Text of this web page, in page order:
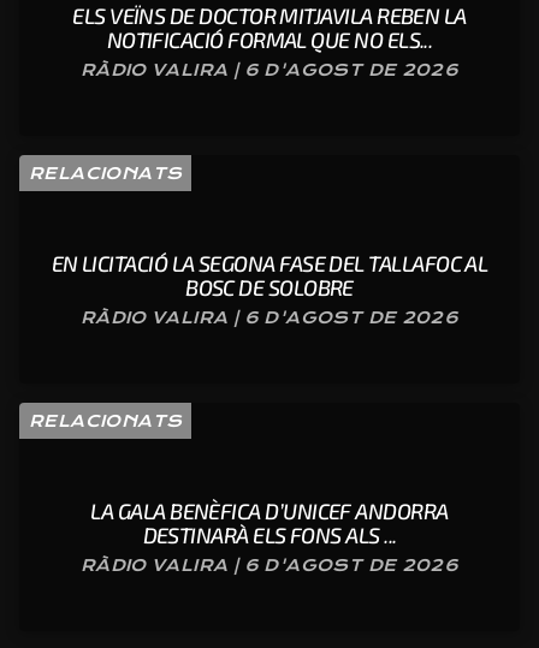
ELS VEÏNS DE DOCTOR MITJAVILA REBEN LA
NOTIFICACIÓ FORMAL QUE NO ELS...
RÀDIO VALIRA | 6 D'AGOST DE 2026
RELACIONATS
EN LICITACIÓ LA SEGONA FASE DEL TALLAFOC AL
BOSC DE SOLOBRE
RÀDIO VALIRA | 6 D'AGOST DE 2026
RELACIONATS
LA GALA BENÈFICA D’UNICEF ANDORRA
DESTINARÀ ELS FONS ALS ...
RÀDIO VALIRA | 6 D'AGOST DE 2026